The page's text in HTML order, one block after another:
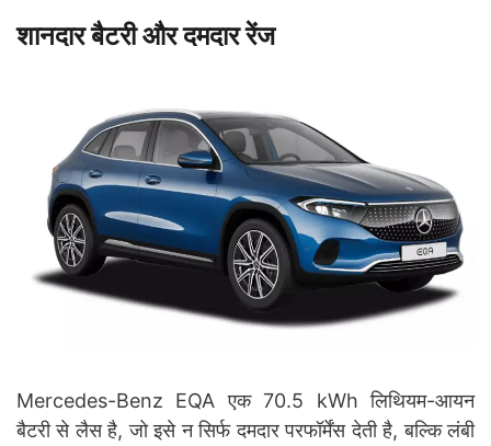
शानदार बैटरी और दमदार रेंज
Mercedes-Benz EQA एक 70.5 kWh लिथियम-आयन
बैटरी से लैस है, जो इसे न सिर्फ दमदार परफॉर्मेंस देती है, बल्कि लंबी